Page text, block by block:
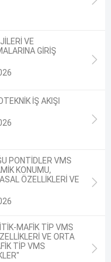
VE
GİRİŞ
İŞ AKIŞI
PONTİDLER VMS
KONUMU,
ÖZELLİKLERİ VE
MAFİK TİP VMS
VE ORTA
TİP VMS